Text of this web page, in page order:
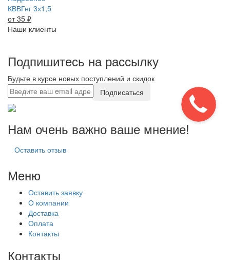
КВВГнг 3х1,5
от 35 ₽
Наши клиенты
Подпишитесь на рассылку
Будьте в курсе новых поступлений и скидок
Подписаться
Нам очень важно ваше мнение!
Оставить отзыв
Меню
Оставить заявку
О компании
Доставка
Оплата
Контакты
Контакты